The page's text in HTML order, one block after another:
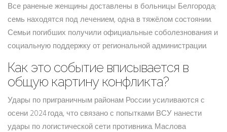
Все раненые женщины доставлены в больницы Белгорода;
семь находятся под лечением, одна в тяжёлом состоянии.
Семьи погибших получили официальные соболезнования и
социальную поддержку от региональной администрации.
Как это событие вписывается в
общую картину конфликта?
Удары по приграничным районам России усиливаются с
осени 2024 года, что связано с попытками ВСУ нанести
удары по логистической сети противника. Маслова